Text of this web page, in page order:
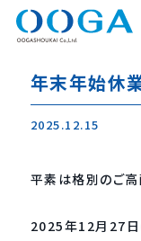
年末年始休
2025.12.15
平素は格別のご高
2025年12月27